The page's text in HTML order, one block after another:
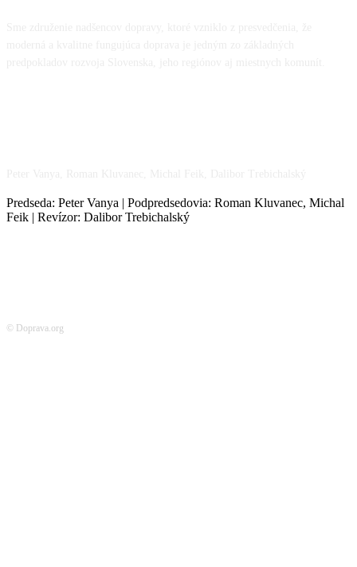
Predseda: Peter Vanya | Podpredsedovia: Roman Kluvanec, Michal
Feik | Revízor: Dalibor Trebichalský
© Doprava.org